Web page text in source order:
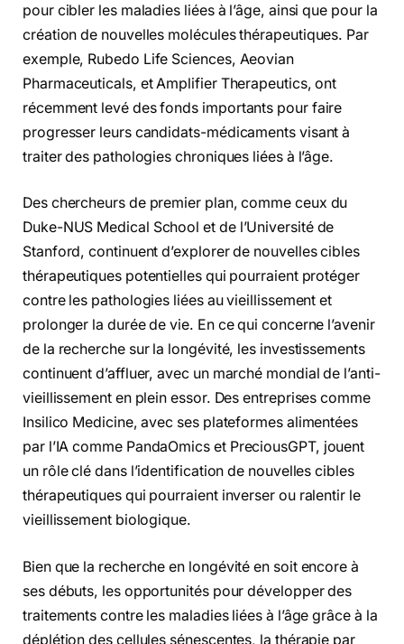
pour cibler les maladies liées à l’âge, ainsi que pour la
création de nouvelles molécules thérapeutiques. Par
exemple, Rubedo Life Sciences, Aeovian
Pharmaceuticals, et Amplifier Therapeutics, ont
récemment levé des fonds importants pour faire
progresser leurs candidats-médicaments visant à
traiter des pathologies chroniques liées à l’âge.
Des chercheurs de premier plan, comme ceux du
Duke-NUS Medical School et de l’Université de
Stanford, continuent d’explorer de nouvelles cibles
thérapeutiques potentielles qui pourraient protéger
contre les pathologies liées au vieillissement et
prolonger la durée de vie. En ce qui concerne l’avenir
de la recherche sur la longévité, les investissements
continuent d’affluer, avec un marché mondial de l’anti-
vieillissement en plein essor. Des entreprises comme
Insilico Medicine, avec ses plateformes alimentées
par l’IA comme PandaOmics et PreciousGPT, jouent
un rôle clé dans l’identification de nouvelles cibles
thérapeutiques qui pourraient inverser ou ralentir le
vieillissement biologique.
Bien que la recherche en longévité en soit encore à
ses débuts, les opportunités pour développer des
traitements contre les maladies liées à l’âge grâce à la
déplétion des cellules sénescentes, la thérapie par